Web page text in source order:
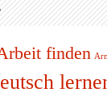
finden